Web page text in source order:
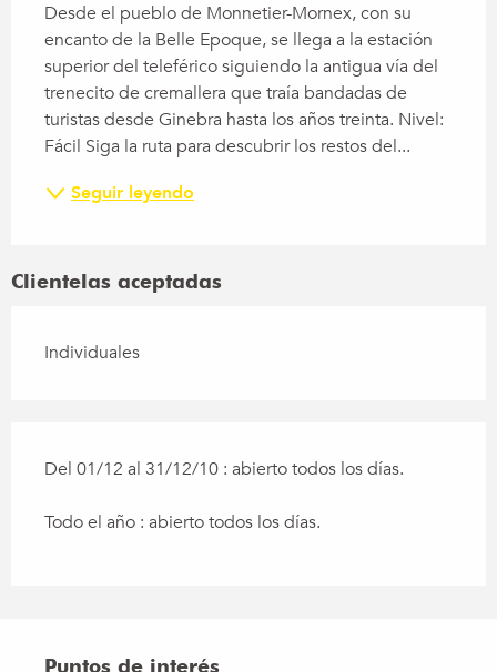
Desde el pueblo de Monnetier-Mornex, con su
encanto de la Belle Epoque, se llega a la estación
superior del teleférico siguiendo la antigua vía del
trenecito de cremallera que traía bandadas de
turistas desde Ginebra hasta los años treinta. Nivel:
Fácil Siga la ruta para descubrir los restos del...
Seguir leyendo
Clientelas aceptadas
Individuales
Del 01/12 al 31/12/10 : abierto todos los días.
Todo el año : abierto todos los días.
Puntos de interés